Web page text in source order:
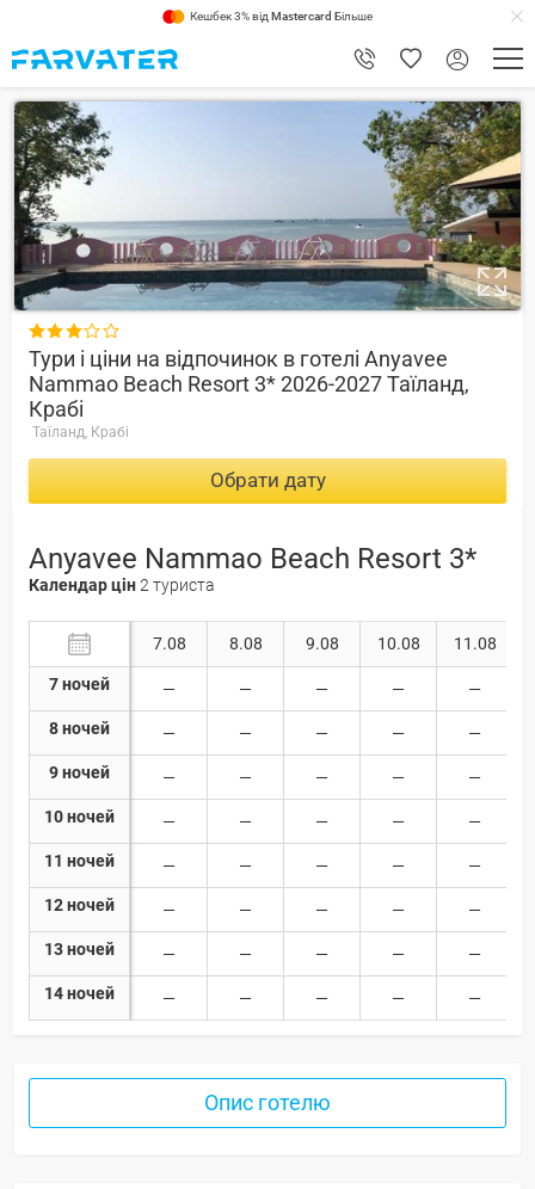
Кешбек 3% від Mastercard Більше
8.4

Тури і ціни на відпочинок в готелі Anyavee
Nammao Beach Resort 3* 2026-2027 Таїланд,
Крабі
Таїланд, Крабі
Обрати дату
Anyavee Nammao Beach Resort 3*
Календар цін2 туриста
7 ночей
8 ночей
9 ночей
10 ночей
11 ночей
12 ночей
13 ночей
14 ночей
7.08 8.08 9.08 10.08 11.08
Опис готелю